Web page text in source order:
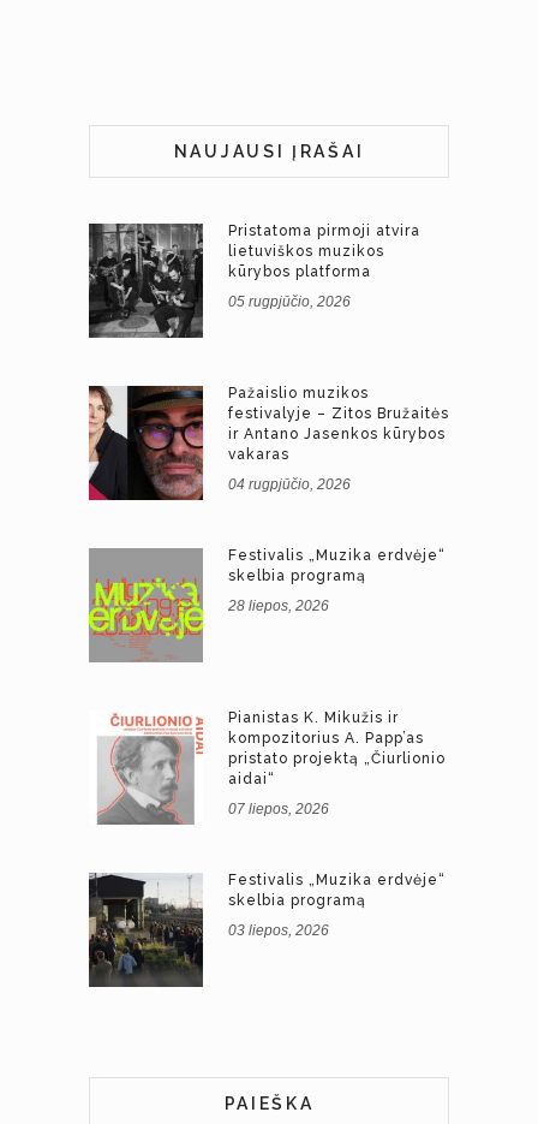
NAUJAUSI ĮRAŠAI
Pristatoma pirmoji atvira
lietuviškos muzikos
kūrybos platforma
05 rugpjūčio, 2026
Pažaislio muzikos
festivalyje – Zitos Bružaitės
ir Antano Jasenkos kūrybos
vakaras
04 rugpjūčio, 2026
Festivalis „Muzika erdvėje“
skelbia programą
28 liepos, 2026
Pianistas K. Mikužis ir
kompozitorius A. Papp’as
pristato projektą „Čiurlionio
aidai“
07 liepos, 2026
Festivalis „Muzika erdvėje“
skelbia programą
03 liepos, 2026
PAIEŠKA